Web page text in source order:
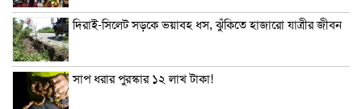
দিরাই-সিলেট সড়কে ভয়াবহ ধস, ঝুঁকিতে হাজারো যাত্রীর জীবন
সাপ ধরার পুরস্কার ১২ লাখ টাকা!